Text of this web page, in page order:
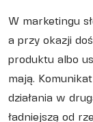
W marketingu
a przy okazji
produktu albo
mają.
działania w
ładniejszą od